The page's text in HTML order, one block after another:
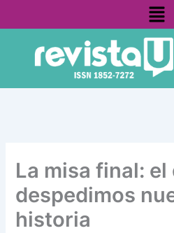
Menú
La misa final: el
despedimos
historia